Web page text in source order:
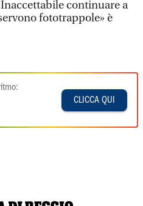
continuare a
fototrappole» è
CLICCA QUI